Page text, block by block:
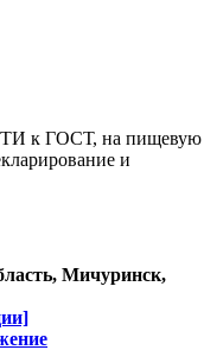
Мичуринск,